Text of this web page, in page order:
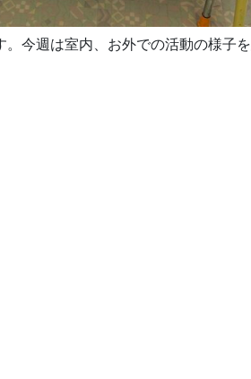
今週は室内、お外での活動の様子を